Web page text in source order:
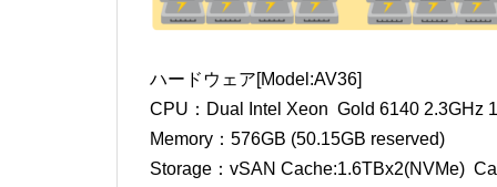
ハードウェア[Model:AV36]
CPU：Dual Intel Xeon Gold 6140 2.3GHz
Memory：576GB (50.15GB reserved)
Storage：vSAN Cache:1.6TBx2(NVMe)